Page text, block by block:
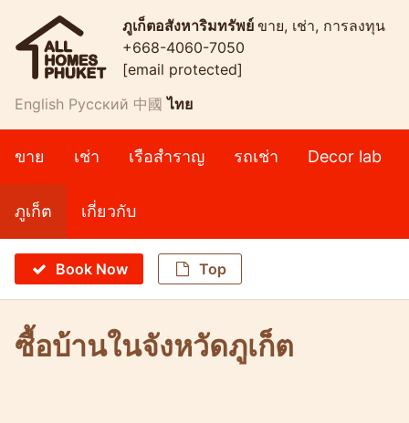
ภูเก็ตอสังหาริมทรัพย์ ขาย, เช่า, การลงทุน
+668-4060-7050
[email protected]
English Русский 中國 ไทย
ขาย เช่า เรือสำราญ รถเช่า Decor lab
ภูเก็ต เกี่ยวกับ
Book Now Top
ซื้อบ้านในจังหวัดภูเก็ต